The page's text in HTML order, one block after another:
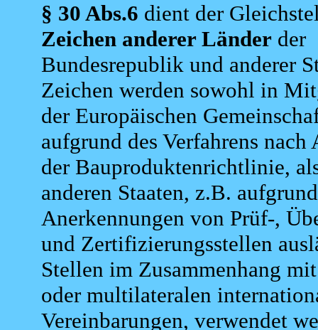
§ 30 Abs.6 dient der
Zeichen anderer Länder der
Bundesrepublik und anderer
Zeichen werden sowohl in
der Europäischen
aufgrund des Verfahrens nach
der Bauproduktenrichtlinie,
anderen Staaten, z.B.
Anerkennungen von Prüf-,
und Zertifizierungsstellen
Stellen im Zusammenhang
oder multilateralen
Vereinbarungen, verwendet